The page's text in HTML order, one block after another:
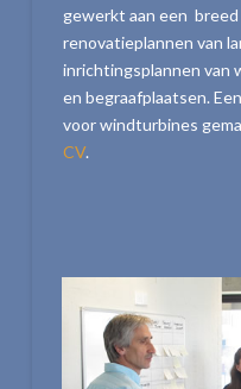
gewerkt aan een
renovatieplannen van
inrichtingsplannen van
en begraafplaatsen.
voor windturbines
CV.